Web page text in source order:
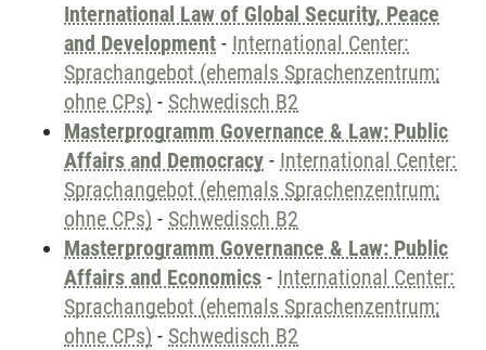
International Law of Global Security, Peace
and Development - International Center:
Sprachangebot (ehemals Sprachenzentrum;
ohne CPs) - Schwedisch B2
Masterprogramm Governance & Law: Public
Affairs and Democracy - International Center:
Sprachangebot (ehemals Sprachenzentrum;
ohne CPs) - Schwedisch B2
Masterprogramm Governance & Law: Public
Affairs and Economics - International Center:
Sprachangebot (ehemals Sprachenzentrum;
ohne CPs) - Schwedisch B2